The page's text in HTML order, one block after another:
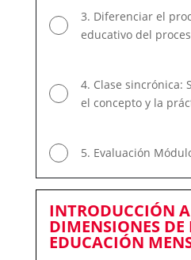
3. Diferenciar el
educativo del
4. Clase sincrónica:
el concepto y la
5. Evaluación
INTRODUCCIÓN
DIMENSIONES DE
EDUCACIÓN